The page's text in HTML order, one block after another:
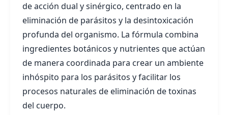
de acción dual y sinérgico, centrado en la
eliminación de parásitos y la desintoxicación
profunda del organismo. La fórmula combina
ingredientes botánicos y nutrientes que actúan
de manera coordinada para crear un ambiente
inhóspito para los parásitos y facilitar los
procesos naturales de eliminación de toxinas
del cuerpo.